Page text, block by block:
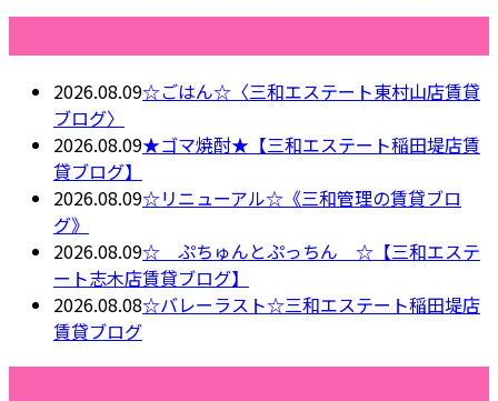
2026.08.09☆ごはん☆〈三和エステート東村山店賃貸
ブログ〉
2026.08.09★ゴマ焼酎★【三和エステート稲田堤店賃
貸ブログ】
2026.08.09☆リニューアル☆《三和管理の賃貸ブロ
グ》
2026.08.09☆ ぷちゅんとぷっちん ☆【三和エステ
ート志木店賃貸ブログ】
2026.08.08☆バレーラスト☆三和エステート稲田堤店
賃貸ブログ